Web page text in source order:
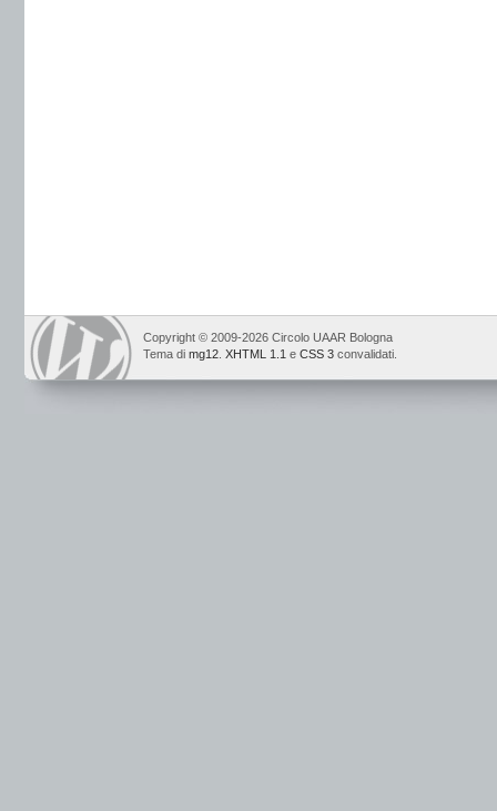
Copyright © 2009-2026 Circolo UAAR Bologna
Tema di mg12 XHTML 1.1 e CSS 3 convalidati.